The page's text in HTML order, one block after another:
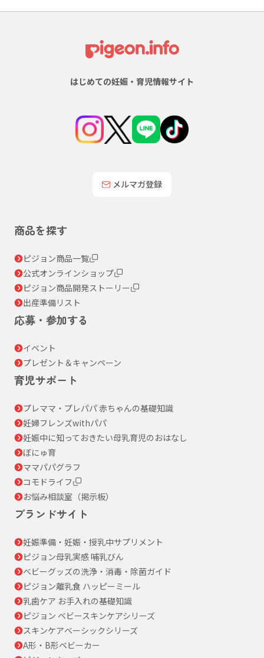
はじめての妊娠・育児情報サイト
メルマガ登録
商品を探す
ピジョン商品一覧
公式オンラインショップ
ピジョン商品開発ストーリー
出産準備リスト
応募・参加する
イベント
プレゼント＆キャンペーン
育児サポート
プレママ・プレパパ 赤ちゃんの基礎知識
妊婦フレンズwithパパ
妊娠中に知っておきたい母乳育児のおはなし
ぼにゅ育
ママパパグラフ
コモドライフ
お悩み相談室（掲示板）
ブランドサイト
妊娠準備・妊娠・授乳中サプリメント
ピジョン母乳実感 哺乳びん
ベビーグッズの洗浄・消毒・除菌ガイド
ピジョン離乳食 ハッピーミール
乳歯ケア お手入れの基礎知識
ピジョン ベビースキンケアシリーズ
スキンケアベーシックシリーズ
A形・B形ベビーカー